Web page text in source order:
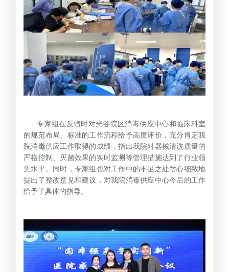
专家组在反馈时对光谷院区消毒供应中心和临床科室
的规范布局、标准的工作流程给予高度评价，充分肯定我
院消毒供应工作取得的成绩，指出我院对器械清洗质量的
严格控制、灭菌效果的实时监测等管理措施达到了行业领
先水平。同时，专家组也对工作中的不足之处耐心细致地
提出了整改意见和建议，对我院消毒供应中心今后的工作
给予了具体的指导。